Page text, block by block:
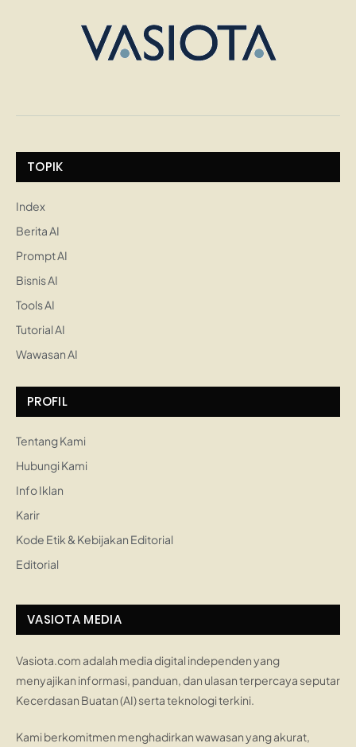
TOPIK
Index
Berita AI
Prompt AI
Bisnis AI
Tools AI
Tutorial AI
Wawasan AI
PROFIL
Tentang Kami
Hubungi Kami
Info Iklan
Karir
Kode Etik & Kebijakan Editorial
Editorial
VASIOTA MEDIA
Vasiota.com adalah media digital independen yang
menyajikan informasi, panduan, dan ulasan terpercaya seputar
Kecerdasan Buatan (AI) serta teknologi terkini.
Kami berkomitmen menghadirkan wawasan yang akurat,